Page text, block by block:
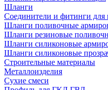
Шланги
Соединители и фитинги для
Шланги поливочные
Шланги резиновые
Шланги силиконовые
Шланги силиконовые
Строительные материалы
Металлоизделия
Сухие смеси